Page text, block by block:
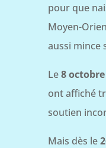
pour que
Moyen-
aussi mince
Le8 octobre
ont affiché
soutien
Mais dès le